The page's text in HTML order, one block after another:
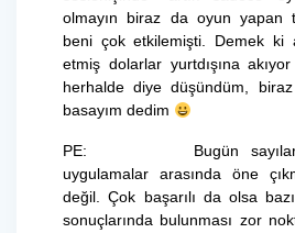
olmayın biraz da oyun yapan
beni çok etkilemişti. Demek ki
etmiş dolarlar yurtdışına
herhalde diye düşündüm,
basayım dedim
PE: Bugün sayıları
uygulamalar arasında öne
değil. Çok başarılı da olsa
sonuçlarında bulunması zor